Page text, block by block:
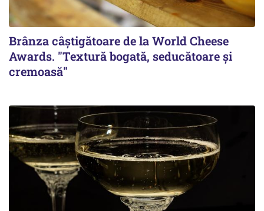
Brânza câștigătoare de la World Cheese
Awards. "Textură bogată, seducătoare și
cremoasă"